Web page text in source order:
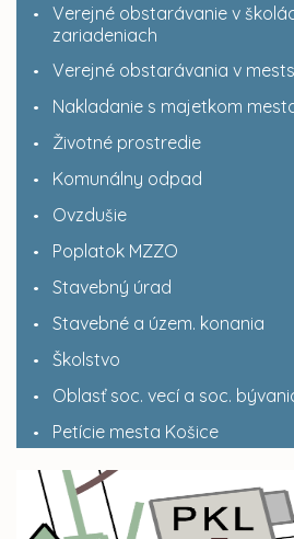
Verejné obstarávanie v
zariadeniach
Verejné obstarávania v
Nakladanie s majetkom
Životné prostredie
Komunálny odpad
Ovzdušie
Poplatok MZZO
Stavebný úrad
Stavebné a územ. konania
Školstvo
Oblasť soc. vecí a soc.
Petície mesta Košice